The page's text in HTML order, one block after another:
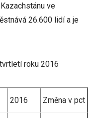
ve
26.600 lidí a je
roku 2016
2016 Změna v pct